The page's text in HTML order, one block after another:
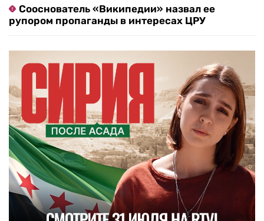
Сооснователь «Википедии» назвал ее
рупором пропаганды в интересах ЦРУ